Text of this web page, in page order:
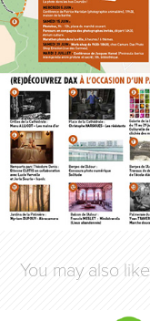
You may also like